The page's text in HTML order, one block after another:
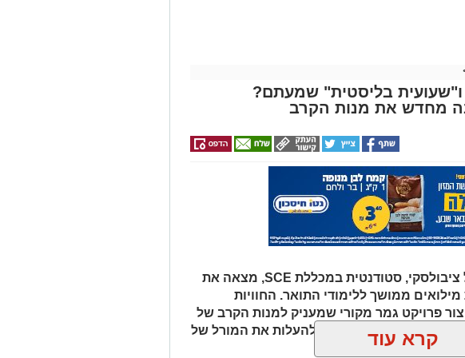
ממושך ללימודי התואר. החוויות
פרויקט גמר מקורי שמעניק למנות הקרב של
בהומור וקריצה, במטרה להעלות את המורל של
קרא עוד
אולי יעניין אותך גם